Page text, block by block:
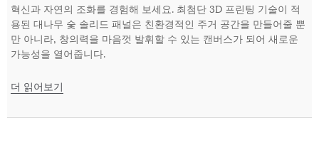
혁신과 자연의 조화를 경험해 보세요. 최첨단 3D 프린팅 기술이 적
용된 대나무 숯 솔리드 패널은 친환경적인 주거 공간을 만들어줄 뿐
만 아니라, 창의력을 마음껏 발휘할 수 있는 캔버스가 되어 새로운
가능성을 열어줍니다.
더 읽어보기